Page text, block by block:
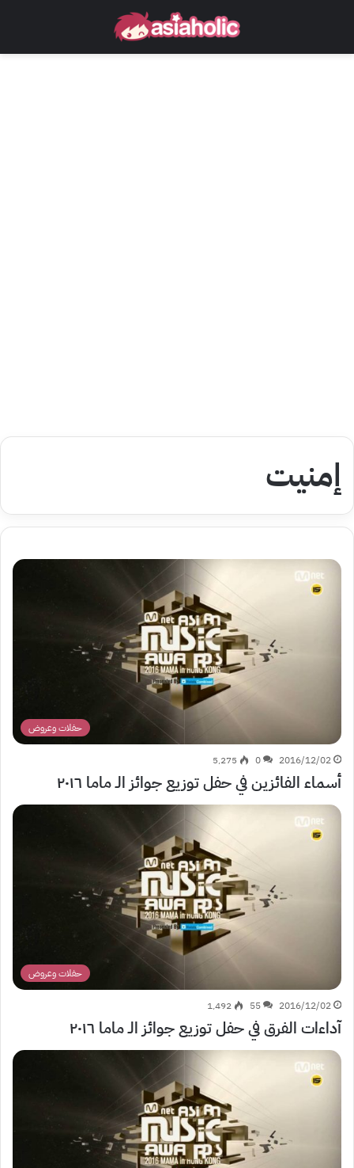
إمنيت
حفلات وعروض
2016/12/02
0 5٬275
أسماء الفائزين في حفل توزيع جوائز الـ ماما ٢٠١٦
حفلات وعروض
2016/12/02
55 1٬492
آداءات الفرق في حفل توزيع جوائز الـ ماما ٢٠١٦